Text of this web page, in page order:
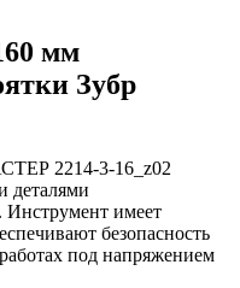
мм
Зубр
2214-3-16_z02
деталями
имеет
безопасность
под напряжением